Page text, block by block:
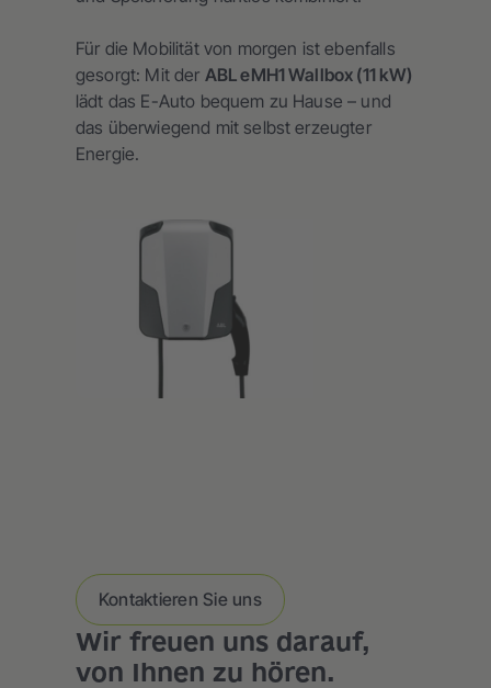
Für die Mobilität von morgen ist ebenfalls
gesorgt: Mit der ABL eMH1 Wallbox (11 kW)
lädt das E-Auto bequem zu Hause – und
das überwiegend mit selbst erzeugter
Energie.
Kontaktieren Sie uns
Wir freuen uns darauf,
von Ihnen zu hören.